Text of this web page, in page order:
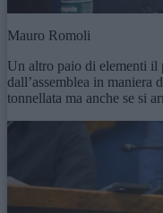
Mauro Romoli
Un altro paio di elementi il
dall’assemblea in maniera
tonnellata ma anche se si